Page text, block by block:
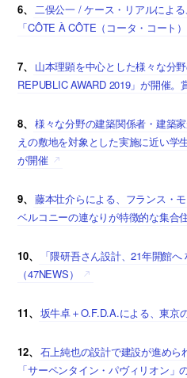
6、 二俣公一 / ケース・リアルによ
「CÔTE À CÔTE（コータ・コート）
7、
山本理顕を中心とした様々な分
REPUBLIC AWARD 2019」が開催。
8、 様々な分野の建築関係者・建築
えの敷地を対象とした実施に近い学
が開催
9、 藤本壮介らによる、フランス・
ベルコニーの連なりが特徴的な集合
10、
「隈研吾さん設計、21年開館へ
（47NEWS）
11、 坂牛卓＋O.F.D.A.による、東京
12、 石上純也の設計で建設が進めら
「サーペンタイン・パヴィリオン」